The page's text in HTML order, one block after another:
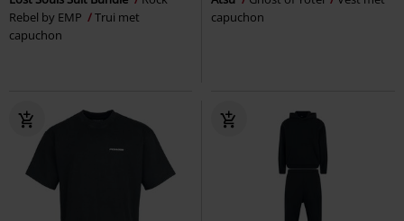
Rebel by EMP
Trui met
capuchon
capuchon